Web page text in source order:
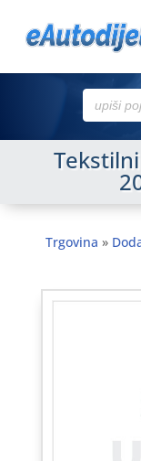
Search
for:
Trgovina »